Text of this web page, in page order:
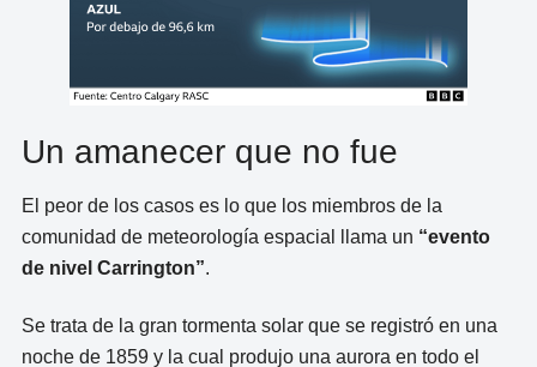
Un amanecer que no fue
El peor de los casos es lo que los miembros de la
comunidad de meteorología espacial llama un “evento
de nivel Carrington”.
Se trata de la gran tormenta solar que se registró en una
noche de 1859 y la cual produjo una aurora en todo el